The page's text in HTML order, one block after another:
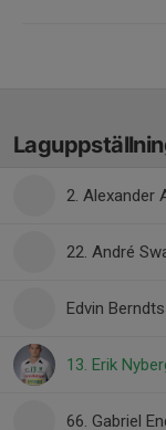
2. Alexander
22. André
Edvin
13. Erik
66. Gabriel